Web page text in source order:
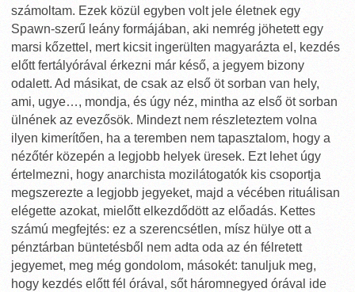
számoltam. Ezek közül egyben volt jele életnek egy
Spawn-szerű leány formájában, aki nemrég jöhetett egy
marsi kőzettel, mert kicsit ingerülten magyarázta el, kezdés
előtt fertályórával érkezni már késő, a jegyem bizony
odalett. Ad másikat, de csak az első öt sorban van hely,
ami, ugye…, mondja, és úgy néz, mintha az első öt sorban
ülnének az evezősök. Mindezt nem részleteztem volna
ilyen kimerítően, ha a teremben nem tapasztalom, hogy a
nézőtér közepén a legjobb helyek üresek. Ezt lehet úgy
értelmezni, hogy anarchista mozilátogatók kis csoportja
megszerezte a legjobb jegyeket, majd a vécében rituálisan
elégette azokat, mielőtt elkezdődött az előadás. Kettes
számú megfejtés: ez a szerencsétlen, mísz hülye ott a
pénztárban büntetésből nem adta oda az én félretett
jegyemet, meg még gondolom, másokét: tanuljuk meg,
hogy kezdés előtt fél órával, sőt háromnegyed órával ide